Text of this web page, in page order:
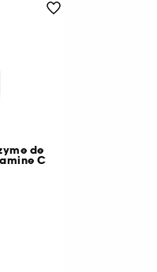
de
C